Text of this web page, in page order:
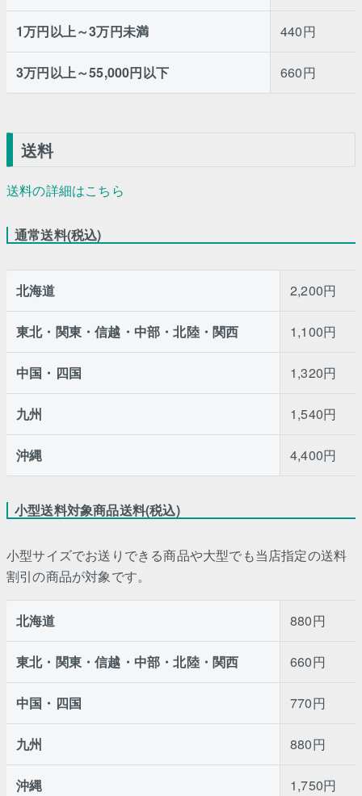
1万円以上～3万円未満 440円
3万円以上～55,000円以下 660円
送料
送料の詳細はこちら
通常送料(税込)
北海道 2,200円
東北・関東・信越・中部・北陸・関西 1,100円
中国・四国 1,320円
九州 1,540円
沖縄 4,400円
小型送料対象商品送料(税込)
小型サイズでお送りできる商品や大型でも当店指定の送料
割引の商品が対象です。
北海道 880円
東北・関東・信越・中部・北陸・関西 660円
中国・四国 770円
九州 880円
沖縄 1,750円